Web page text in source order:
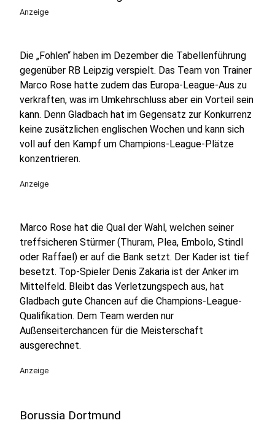
Anzeige
Die „Fohlen“ haben im Dezember die Tabellenführung
gegenüber RB Leipzig verspielt. Das Team von Trainer
Marco Rose hatte zudem das Europa-League-Aus zu
verkraften, was im Umkehrschluss aber ein Vorteil sein
kann. Denn Gladbach hat im Gegensatz zur Konkurrenz
keine zusätzlichen englischen Wochen und kann sich
voll auf den Kampf um Champions-League-Plätze
konzentrieren.
Anzeige
Marco Rose hat die Qual der Wahl, welchen seiner
treffsicheren Stürmer (Thuram, Plea, Embolo, Stindl
oder Raffael) er auf die Bank setzt. Der Kader ist tief
besetzt. Top-Spieler Denis Zakaria ist der Anker im
Mittelfeld. Bleibt das Verletzungspech aus, hat
Gladbach gute Chancen auf die Champions-League-
Qualifikation. Dem Team werden nur
Außenseiterchancen für die Meisterschaft
ausgerechnet.
Anzeige
Borussia Dortmund